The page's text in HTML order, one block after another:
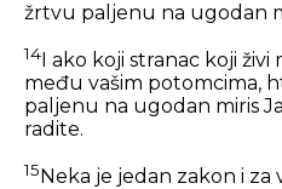
žrtvu paljenu na ugodan
14 I ako koji stranac koji
među vašim potomcima,
paljenu na ugodan miris
radite.
15 Neka je jedan zakon i za